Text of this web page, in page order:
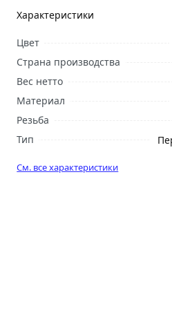
Характеристики
Цвет
Страна производства
Вес нетто
Материал
Резьба
Тип
См. все характеристики